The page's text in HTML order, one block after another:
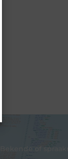
Bekende of